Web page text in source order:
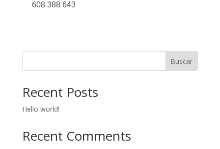
608 388 643
Buscar
Recent Posts
Hello world!
Recent Comments